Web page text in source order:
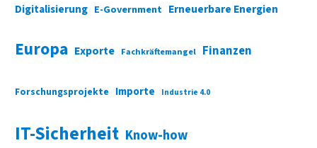
Digitalisierung E-Government Erneuerbare Energien
Europa Exporte Fachkräftemangel Finanzen
Forschungsprojekte Importe Industrie 4.0
IT-Sicherheit Know-how